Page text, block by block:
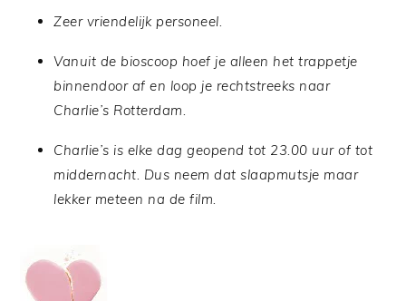
Zeer vriendelijk personeel.
Vanuit de bioscoop hoef je alleen het trappetje
binnendoor af en loop je rechtstreeks naar
Charlie’s Rotterdam.
Charlie’s is elke dag geopend tot 23.00 uur of tot
middernacht. Dus neem dat slaapmutsje maar
lekker meteen na de film.